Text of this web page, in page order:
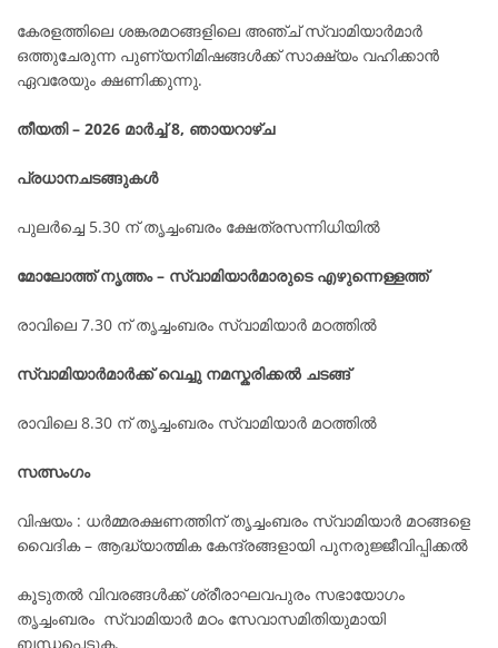
കേരളത്തിലെ ശങ്കരമഠങ്ങളിലെ അഞ്ച് സ്വാമിയാർമാർ
ഒത്തുചേരുന്ന പുണ്യനിമിഷങ്ങൾക്ക് സാക്ഷ്യം വഹിക്കാൻ
ഏവരേയും ക്ഷണിക്കുന്നു.
തീയതി – 2026 മാർച്ച് 8, ഞായറാഴ്ച
പ്രധാനചടങ്ങുകൾ
പുലർച്ചെ 5.30 ന് തൃച്ചംബരം ക്ഷേത്രസന്നിധിയിൽ
മോലോത്ത് നൃത്തം – സ്വാമിയാർമാരുടെ എഴുന്നെള്ളത്ത്
രാവിലെ 7.30 ന് തൃച്ചംബരം സ്വാമിയാർ മഠത്തിൽ
സ്വാമിയാർമാർക്ക് വെച്ചു നമസ്കരിക്കൽ ചടങ്ങ്
രാവിലെ 8.30 ന് തൃച്ചംബരം സ്വാമിയാർ മഠത്തിൽ
സത്സംഗം
വിഷയം : ധർമ്മരക്ഷണത്തിന് തൃച്ചംബരം സ്വാമിയാർ മഠങ്ങളെ
വൈദിക – ആദ്ധ്യാത്മിക കേന്ദ്രങ്ങളായി പുനരുജ്ജീവിപ്പിക്കൽ
കൂടുതൽ വിവരങ്ങൾക്ക് ശ്രീരാഘവപുരം സഭായോഗം
തൃച്ചംബരം സ്വാമിയാർ മഠം സേവാസമിതിയുമായി
ബന്ധപ്പെടുക.